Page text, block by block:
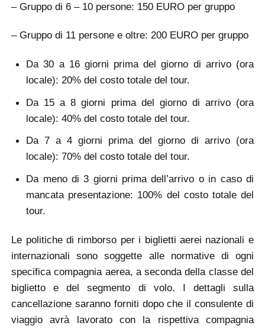
– Gruppo di 6 – 10 persone: 150 EURO per gruppo
– Gruppo di 11 persone e oltre: 200 EURO per gruppo
Da 30 a 16 giorni prima del giorno di arrivo (ora
locale): 20% del costo totale del tour.
Da 15 a 8 giorni prima del giorno di arrivo (ora
locale): 40% del costo totale del tour.
Da 7 a 4 giorni prima del giorno di arrivo (ora
locale): 70% del costo totale del tour.
Da meno di 3 giorni prima dell’arrivo o in caso di
mancata presentazione: 100% del costo totale del
tour.
Le politiche di rimborso per i biglietti aerei nazionali e
internazionali sono soggette alle normative di ogni
specifica compagnia aerea, a seconda della classe del
biglietto e del segmento di volo. I dettagli sulla
cancellazione saranno forniti dopo che il consulente di
viaggio avrà lavorato con la rispettiva compagnia